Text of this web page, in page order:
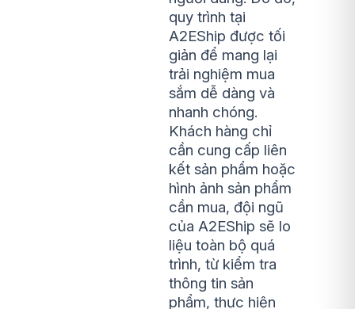
quy trình tại
A2EShip được tối
giản để mang lại
trải nghiệm mua
sắm dễ dàng và
nhanh chóng.
Khách hàng chỉ
cần cung cấp liên
kết sản phẩm hoặc
hình ảnh sản phẩm
cần mua, đội ngũ
của A2EShip sẽ lo
liệu toàn bộ quá
trình, từ kiểm tra
thông tin sản
phẩm, thực hiện